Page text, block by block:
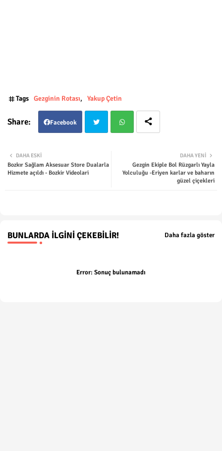
Tags Gezginin Rotası Yakup Çetin
Facebook
ter
DAHA YENI
Gezgin Ekiple Bol Rüzgarlı Yayla
Yolculuğu -Eriyen karlar ve baharın
güzel çiçekleri
DAHA ESKI
Bozkır Sağlam Aksesuar Store Dualarla
Hizmete açıldı - Bozkir Videolari
BUNLARDA İLGINI ÇEKEBILIR! Daha fazla göster
Error: Sonuç bulunamadı